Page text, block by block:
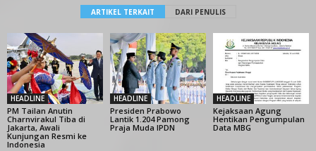
ARTIKEL TERKAIT DARI PENULIS
HEADLINE
PM Tailan Anutin
Charnvirakul Tiba di
Jakarta, Awali
Kunjungan Resmi ke
Indonesia
HEADLINE
Presiden Prabowo
Lantik 1.204 Pamong
Praja Muda IPDN
HEADLINE
Kejaksaan Agung
Hentikan Pengumpulan
Data MBG